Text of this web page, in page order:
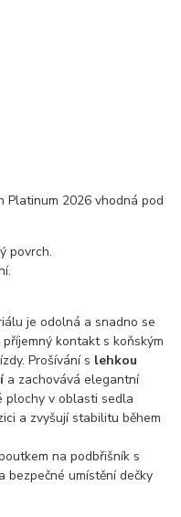
Platinum 2026 vhodná pod
povrch.
je odolná a snadno se
kontakt s koňským
Prošívání s lehkou
a zachovává elegantní
plochy v oblasti sedla
a zvyšují stabilitu během
na podbřišník s
bezpečné umístění dečky